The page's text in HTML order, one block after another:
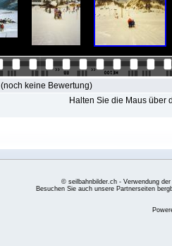
(noch keine Bewertung)
Halten Sie die Maus über
© seilbahnbilder.ch - Verwendung
Besuchen Sie auch unsere Partnerseiten